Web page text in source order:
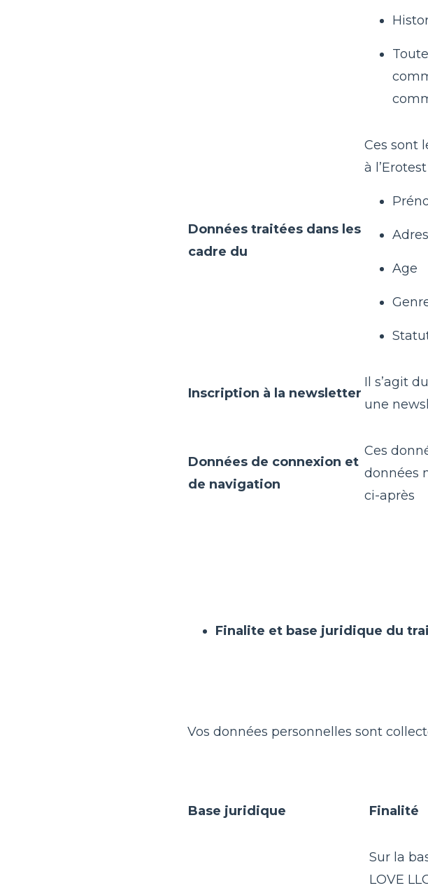
Données traitées dans les
cadre du
Ces sont
à
Age
Inscription à la newsletter
Il s’agit
une
Données de connexion et
de navigation
Ces
données
ci-après
Finalite et base juridique du
Vos données personnelles sont
Base juridique Finalité
Sur la
LOVE